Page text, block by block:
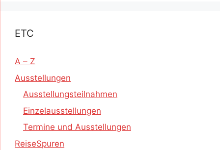
ETC
A – Z
Ausstellungen
Ausstellungsteilnahmen
Einzelausstellungen
Termine und Ausstellungen
ReiseSpuren